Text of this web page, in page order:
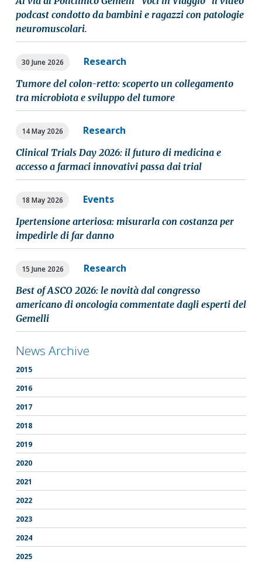
podcast condotto da bambini e ragazzi con patologie
neuromuscolari.
30 June 2026 Research
Tumore del colon-retto: scoperto un collegamento
tra microbiota e sviluppo del tumore
14 May 2026 Research
Clinical Trials Day 2026: il futuro di medicina e
accesso a farmaci innovativi passa dai trial
18 May 2026 Events
Ipertensione arteriosa: misurarla con costanza per
impedirle di far danno
15 June 2026 Research
Best of ASCO 2026: le novità dal congresso
americano di oncologia commentate dagli esperti del
Gemelli
News Archive
2015
2016
2017
2018
2019
2020
2021
2022
2023
2024
2025